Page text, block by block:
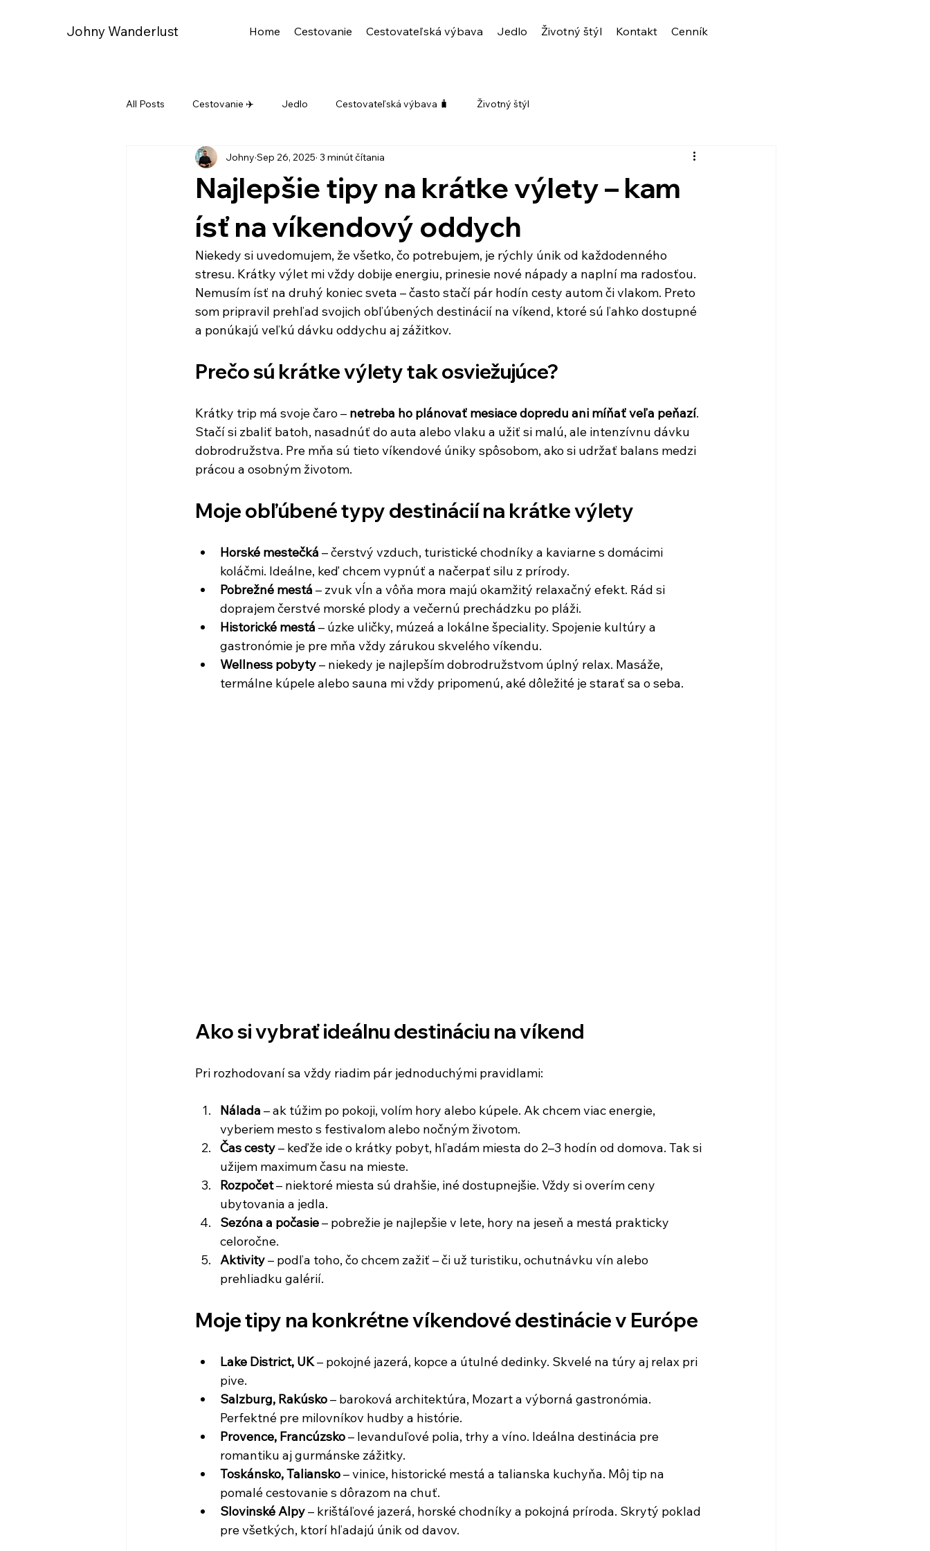
Johny Wanderlust Home Cestovanie Cestovateľská výbava Jedlo Životný štýl Kontakt Cenník
All Posts Cestovanie ✈️ Jedlo Cestovateľská výbava 🧳 Životný štýl
Najlepšie tipy na krátke výlety – kam
ísť na víkendový oddych
Johny Sep 26, 2025 3 minút čítania
Niekedy si uvedomujem, že všetko, čo potrebujem, je rýchly únik od každodenného
stresu. Krátky výlet mi vždy dobije energiu, prinesie nové nápady a naplní ma radosťou.
Nemusím ísť na druhý koniec sveta – často stačí pár hodín cesty autom či vlakom. Preto
som pripravil prehľad svojich obľúbených destinácií na víkend, ktoré sú ľahko dostupné
a ponúkajú veľkú dávku oddychu aj zážitkov.
Prečo sú krátke výlety tak osviežujúce?
Krátky trip má svoje čaro – netreba ho plánovať mesiace dopredu ani míňať veľa peňazí.
Stačí si zbaliť batoh, nasadnúť do auta alebo vlaku a užiť si malú, ale intenzívnu dávku
dobrodružstva. Pre mňa sú tieto víkendové úniky spôsobom, ako si udržať balans medzi
prácou a osobným životom.
Moje obľúbené typy destinácií na krátke výlety
Horské mestečká – čerstvý vzduch, turistické chodníky a kaviarne s domácimi
koláčmi. Ideálne, keď chcem vypnúť a načerpať silu z prírody.
Pobrežné mestá – zvuk vĺn a vôňa mora majú okamžitý relaxačný efekt. Rád si
doprajem čerstvé morské plody a večernú prechádzku po pláži.
Historické mestá – úzke uličky, múzeá a lokálne špeciality. Spojenie kultúry a
gastronómie je pre mňa vždy zárukou skvelého víkendu.
Wellness pobyty – niekedy je najlepším dobrodružstvom úplný relax. Masáže,
termálne kúpele alebo sauna mi vždy pripomenú, aké dôležité je starať sa o seba.
Ako si vybrať ideálnu destináciu na víkend
Pri rozhodovaní sa vždy riadim pár jednoduchými pravidlami:
Nálada – ak túžim po pokoji, volím hory alebo kúpele. Ak chcem viac energie,
vyberiem mesto s festivalom alebo nočným životom.
Čas cesty – keďže ide o krátky pobyt, hľadám miesta do 2–3 hodín od domova. Tak si
užijem maximum času na mieste.
Rozpočet – niektoré miesta sú drahšie, iné dostupnejšie. Vždy si overím ceny
ubytovania a jedla.
Sezóna a počasie – pobrežie je najlepšie v lete, hory na jeseň a mestá prakticky
celoročne.
Aktivity – podľa toho, čo chcem zažiť – či už turistiku, ochutnávku vín alebo
prehliadku galérií.
Moje tipy na konkrétne víkendové destinácie v Európe
Lake District, UK – pokojné jazerá, kopce a útulné dedinky. Skvelé na túry aj relax pri
pive.
Salzburg, Rakúsko – baroková architektúra, Mozart a výborná gastronómia.
Perfektné pre milovníkov hudby a histórie.
Provence, Francúzsko – levanduľové polia, trhy a víno. Ideálna destinácia pre
romantiku aj gurmánske zážitky.
Toskánsko, Taliansko – vinice, historické mestá a talianska kuchyňa. Môj tip na
pomalé cestovanie s dôrazom na chuť.
Slovinské Alpy – krištáľové jazerá, horské chodníky a pokojná príroda. Skrytý poklad
pre všetkých, ktorí hľadajú únik od davov.